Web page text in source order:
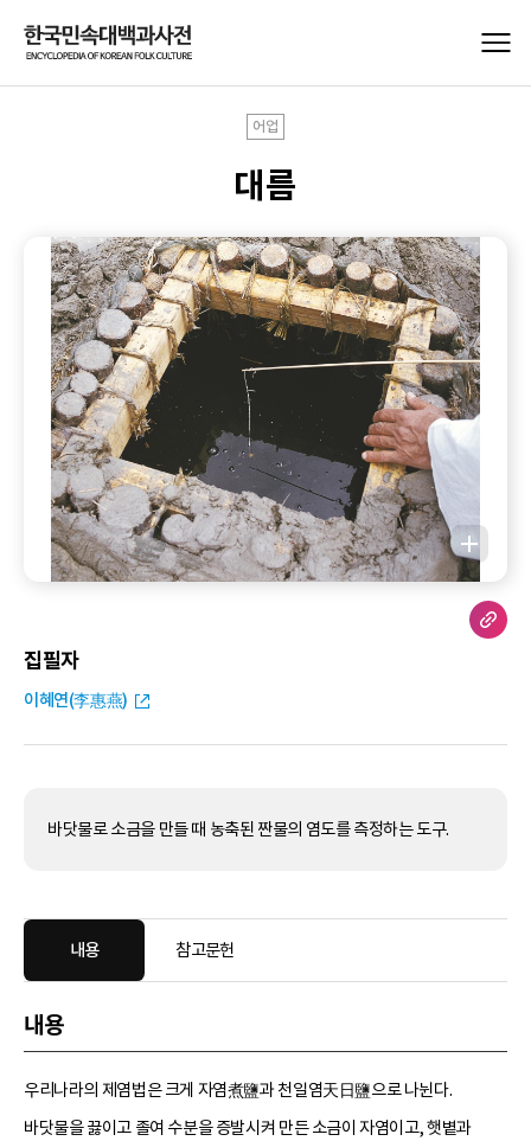
어업
대름
집필자
이혜연(李惠燕)
바닷물로 소금을 만들 때 농축된 짠물의 염도를 측정하는 도구.
내용 참고문헌
내용
우리나라의 제염법은 크게 자염煮鹽과 천일염天日鹽으로 나뉜다.
바닷물을 끓이고 졸여 수분을 증발시켜 만든 소금이 자염이고, 햇볕과